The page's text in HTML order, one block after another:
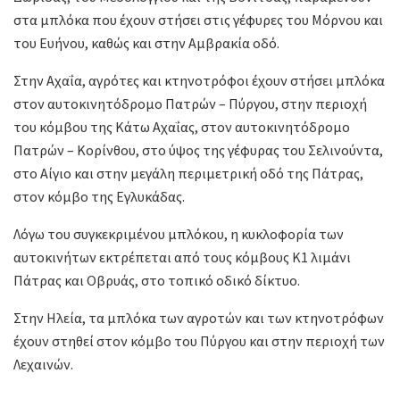
στα μπλόκα που έχουν στήσει στις γέφυρες του Μόρνου και
του Ευήνου, καθώς και στην Αμβρακία οδό.
Στην Αχαΐα, αγρότες και κτηνοτρόφοι έχουν στήσει μπλόκα
στον αυτοκινητόδρομο Πατρών – Πύργου, στην περιοχή
του κόμβου της Κάτω Αχαΐας, στον αυτοκινητόδρομο
Πατρών – Κορίνθου, στο ύψος της γέφυρας του Σελινούντα,
στο Αίγιο και στην μεγάλη περιμετρική οδό της Πάτρας,
στον κόμβο της Εγλυκάδας.
Λόγω του συγκεκριμένου μπλόκου, η κυκλοφορία των
αυτοκινήτων εκτρέπεται από τους κόμβους Κ1 λιμάνι
Πάτρας και Οβρυάς, στο τοπικό οδικό δίκτυο.
Στην Ηλεία, τα μπλόκα των αγροτών και των κτηνοτρόφων
έχουν στηθεί στον κόμβο του Πύργου και στην περιοχή των
Λεχαινών.